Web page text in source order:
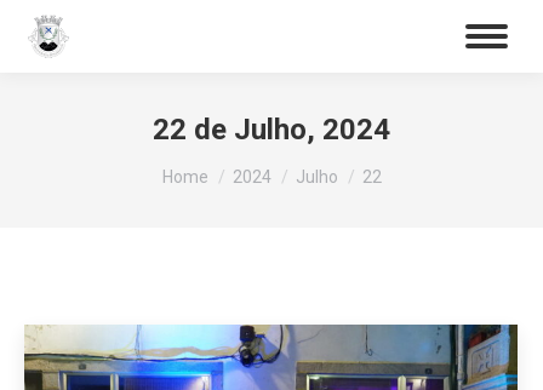
22 de Julho, 2024
You are here:
Home 2024 Julho 22